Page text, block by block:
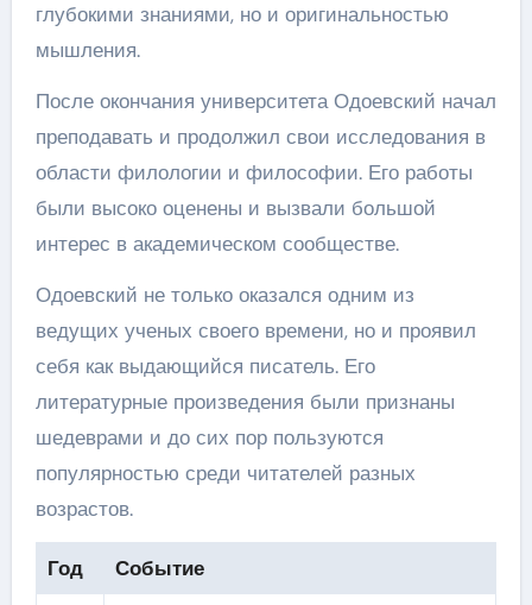
глубокими знаниями, но и оригинальностью
мышления.
После окончания университета Одоевский начал
преподавать и продолжил свои исследования в
области филологии и философии. Его работы
были высоко оценены и вызвали большой
интерес в академическом сообществе.
Одоевский не только оказался одним из
ведущих ученых своего времени, но и проявил
себя как выдающийся писатель. Его
литературные произведения были признаны
шедеврами и до сих пор пользуются
популярностью среди читателей разных
возрастов.
Год Событие